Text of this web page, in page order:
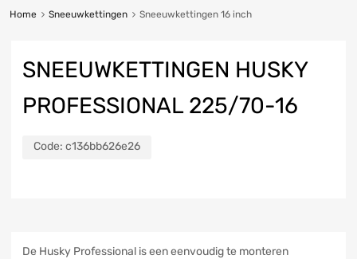
Home Sneeuwkettingen Sneeuwkettingen 16 inch
SNEEUWKETTINGEN HUSKY
PROFESSIONAL 225/70-16
Code: c136bb626e26
De Husky Professional is een eenvoudig te monteren